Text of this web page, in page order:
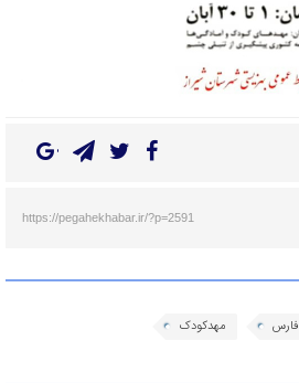
https://pegahekhabar.ir/?p=2591
فارس مهدکودک